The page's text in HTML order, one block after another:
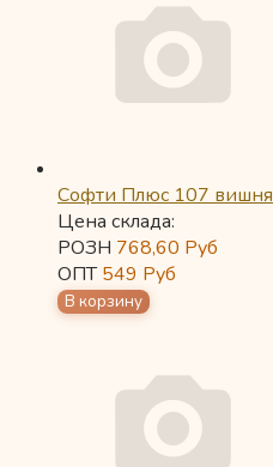
Софти Плюс 107 вишня
Цена склада:
РОЗН 768,60 Руб
ОПТ549 Руб